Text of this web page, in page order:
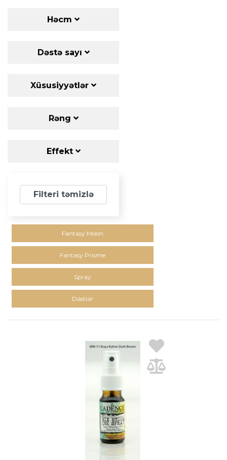
Həcm
Dəstə sayı
Xüsusiyyətlər
Rəng
Effekt
Filteri təmizlə
Fantasy Moon
Fantasy Prisme
Spray
Dəstlər